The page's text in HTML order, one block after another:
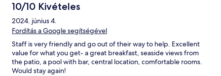
10/10 Kivételes
2024. június 4.
Fordítás a Google segítségével
Staff is very friendly and go out of their way to help. Excellent
value for what you get- a great breakfast, seaside views from
the patio, a pool with bar, central location, comfortable rooms.
Would stay again!